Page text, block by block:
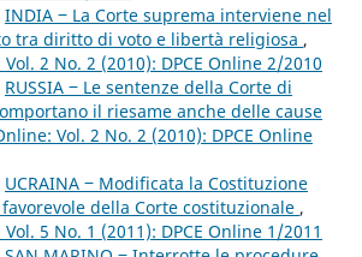
INDIA ‒ La Corte suprema interviene nel
tra diritto di voto e libertà religiosa ,
Vol. 2 No. 2 (2010): DPCE Online 2/2010
RUSSIA ‒ Le sentenze della Corte di
il riesame anche delle cause
Vol. 2 No. 2 (2010): DPCE Online
UCRAINA ‒ Modificata la Costituzione
della Corte costituzionale ,
Vol. 5 No. 1 (2011): DPCE Online 1/2011